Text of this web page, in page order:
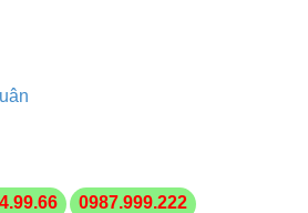
0987.999.222